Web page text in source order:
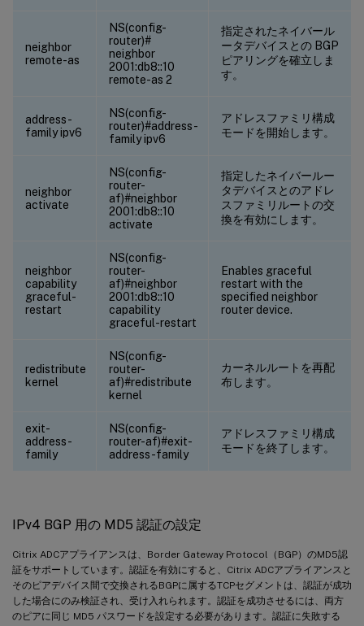
neighbor
remote-as
NS(config-
router)#
neighbor
2001:db8::10
remote-as 2
指定されたネイバール
ータデバイスとの BGP
ピアリングを確立しま
す。
address-
family ipv6
NS(config-
router)#address-
family ipv6
アドレスファミリ構成
モードを開始します。
neighbor
activate
NS(config-
router-
af)#neighbor
2001:db8::10
activate
指定したネイバールー
タデバイスとのアドレ
スファミリルートの交
換を有効にします。
neighbor
capability
graceful-
restart
NS(config-
router-
af)#neighbor
2001:db8::10
capability
graceful-restart
Enables graceful
restart with the
specified neighbor
router device.
redistribute
kernel
NS(config-
router-
af)#redistribute
kernel
カーネルルートを再配
布します。
exit-
address-
family
NS(config-
router-af)#exit-
address-family
アドレスファミリ構成
モードを終了します。
IPv4 BGP 用の MD5 認証の設定
Citrix ADCアプライアンスは、Border Gateway Protocol（BGP）のMD5認
証をサポートしています。認証を有効にすると、Citrix ADCアプライアンスと
そのピアデバイス間で交換されるBGPに属するTCPセグメントは、認証が成功
した場合にのみ検証され、受け入れられます。認証を成功させるには、両方
のピアに同じ MD5 パスワードを設定する必要があります。認証に失敗する